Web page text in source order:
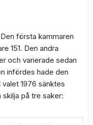
första kammaren
151. Den andra
och varierade sedan
infördes hade den
1976 sänktes
på tre saker: